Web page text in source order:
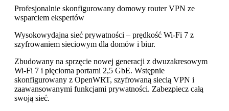
Profesjonalnie skonfigurowany domowy router VPN ze
wsparciem ekspertów
Wysokowydajna sieć prywatności – prędkość Wi-Fi 7 z
szyfrowaniem sieciowym dla domów i biur.
Zbudowany na sprzęcie nowej generacji z dwuzakresowym
Wi-Fi 7 i pięcioma portami 2,5 GbE. Wstępnie
skonfigurowany z OpenWRT, szyfrowaną siecią VPN i
zaawansowanymi funkcjami prywatności. Zabezpiecz całą
swoją sieć.